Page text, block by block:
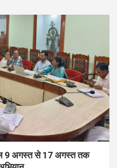
9 अगस्त से 17 अगस्त तक